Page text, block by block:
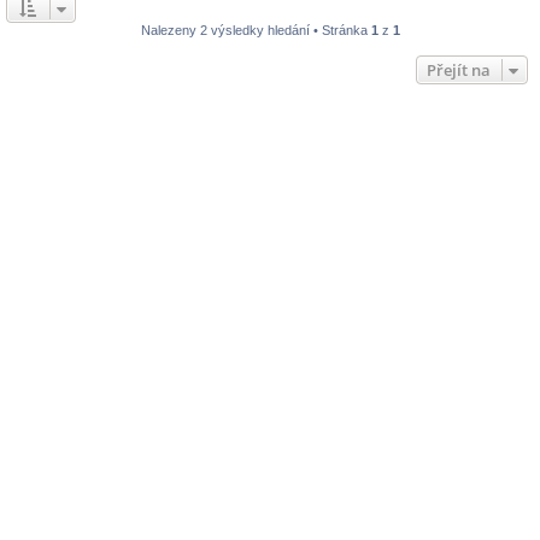
Nalezeny 2 výsledky hledání • Stránka 1 z 1
Přejít na